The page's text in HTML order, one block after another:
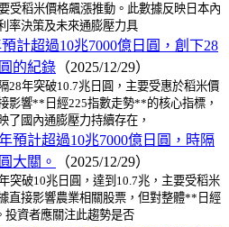
受稻米價格飆漲推動。此數據反映日本內
率決策及未來通膨壓力具
計超過10兆7000億日圓，創下28
的紀錄 （2025/12/29）
28年突破10.7兆日圓，主要受惠於稻米價
影響**日經225指數走勢**的核心指標，
了國內通膨壓力持續存在，
預計超過10兆7000億日圓，時隔
大關。
（2025/12/29）
突破10兆日圓，達到10.7兆，主要受稻米
直接影響農業相關股票，但對整體**日經
資者應關注此趨勢是否